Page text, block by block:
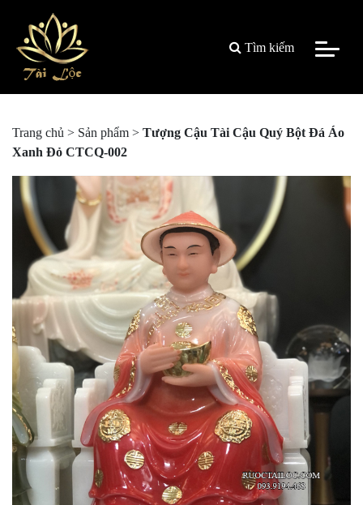
Tìm kiếm
Trang chủ > Sản phẩm > Tượng Cậu Tài Cậu Quý Bột Đá Áo
Xanh Đỏ CTCQ-002